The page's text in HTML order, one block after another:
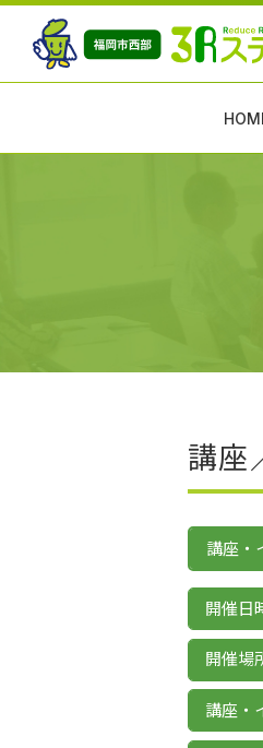
講座
講座・
開催日
開催場
講座・